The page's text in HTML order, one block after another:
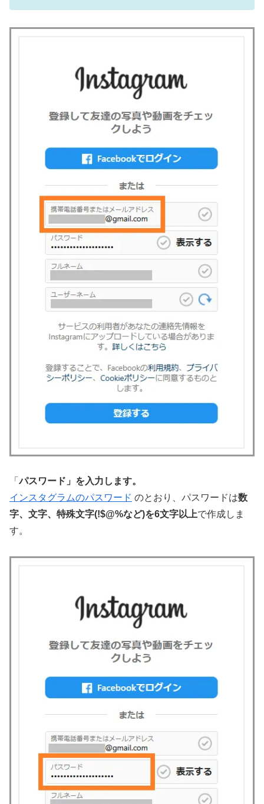
「パスワード」を入力します。
インスタグラムのパスワード のとおり、パスワードは数
字、文字、特殊文字(!$@%など)を6文字以上で作成しま
す。